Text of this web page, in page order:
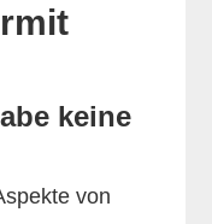
keine
von